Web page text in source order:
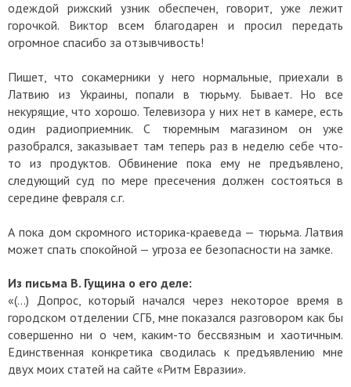
одеждой рижский узник обеспечен, говорит, уже лежит
горочкой. Виктор всем благодарен и просил передать
огромное спасибо за отзывчивость!
Пишет, что сокамерники у него нормальные, приехали в
Латвию из Украины, попали в тюрьму. Бывает. Но все
некурящие, что хорошо. Телевизора у них нет в камере, есть
один радиоприемник. С тюремным магазином он уже
разобрался, заказывает там теперь раз в неделю себе что-
то из продуктов. Обвинение пока ему не предъявлено,
следующий суд по мере пресечения должен состояться в
середине февраля с.г.
А пока дом скромного историка-краеведа — тюрьма. Латвия
может спать спокойной — угроза ее безопасности на замке.
Из письма В. Гущина о его деле:
«(…) Допрос, который начался через некоторое время в
городском отделении СГБ, мне показался разговором как бы
совершенно ни о чем, каким-то бессвязным и хаотичным.
Единственная конкретика сводилась к предъявлению мне
двух моих статей на сайте «Ритм Евразии».